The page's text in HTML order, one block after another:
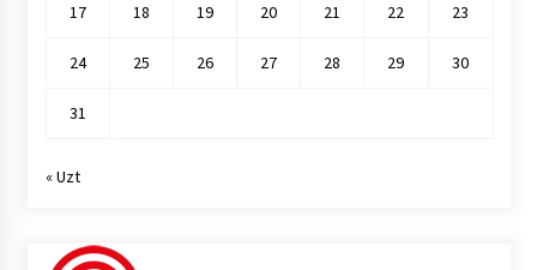
17 18 19 20 21 22 23
24 25 26 27 28 29 30
31
« Uzt